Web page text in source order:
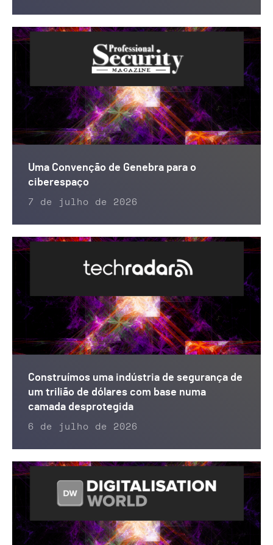
Uma Convenção de Genebra para o
ciberespaço
7 de julho de 2026
Construímos uma indústria de segurança de
um trilião de dólares com base numa
camada desprotegida
6 de julho de 2026